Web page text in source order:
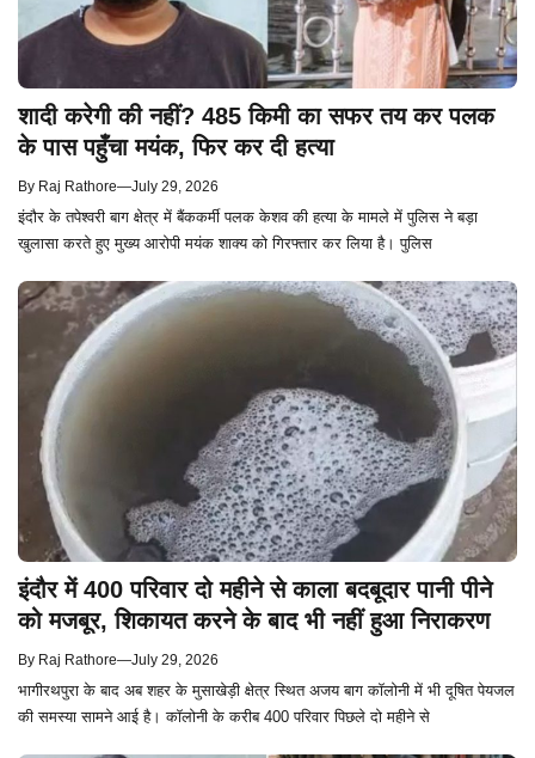
शादी करेगी की नहीं? 485 किमी का सफर तय कर पलक
के पास पहुँचा मयंक, फिर कर दी हत्या
By Raj Rathore—July 29, 2026
इंदौर के तपेश्वरी बाग क्षेत्र में बैंककर्मी पलक केशव की हत्या के मामले में पुलिस ने बड़ा
खुलासा करते हुए मुख्य आरोपी मयंक शाक्य को गिरफ्तार कर लिया है। पुलिस
इंदौर में 400 परिवार दो महीने से काला बदबूदार पानी पीने
को मजबूर, शिकायत करने के बाद भी नहीं हुआ निराकरण
By Raj Rathore—July 29, 2026
भागीरथपुरा के बाद अब शहर के मुसाखेड़ी क्षेत्र स्थित अजय बाग कॉलोनी में भी दूषित पेयजल
की समस्या सामने आई है। कॉलोनी के करीब 400 परिवार पिछले दो महीने से